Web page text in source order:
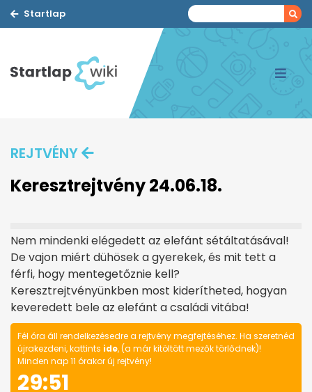
Startlap
REJTVÉNY
Keresztrejtvény 24.06.18.
Nem mindenki elégedett az elefánt sétáltatásával!
De vajon miért dühösek a gyerekek, és mit tett a
férfi, hogy mentegetőznie kell?
Keresztrejtvényünkben most kiderítheted, hogyan
keveredett bele az elefánt a családi vitába!
Fél óra áll rendelkezésedre a rejtvény megfejtéséhez. Ha szeretnéd
újrakezdeni, kattints ide, (a már kitöltött mezők törlődnek)!
Minden nap 11 órakor új rejtvény!
29:51